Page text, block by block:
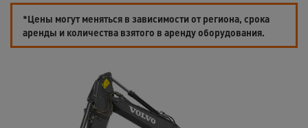
*Цены могут меняться в зависимости от региона, срока
аренды и количества взятого в аренду оборудования.